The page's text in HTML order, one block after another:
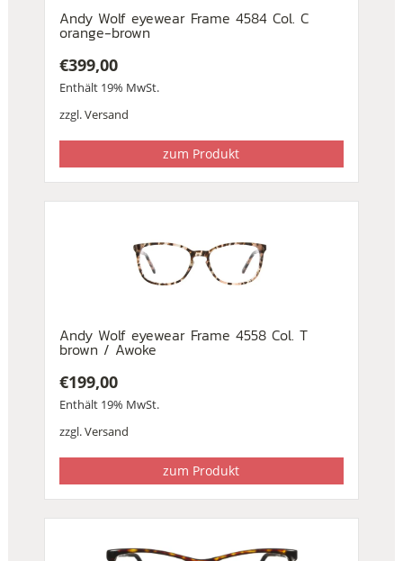
Andy Wolf eyewear Frame 4584 Col. C
orange-brown
€399,00
Enthält 19% MwSt.
zzgl.Versand
zum Produkt
Andy Wolf eyewear Frame 4558 Col. T
brown / Awoke
€199,00
Enthält 19% MwSt.
zzgl.Versand
zum Produkt